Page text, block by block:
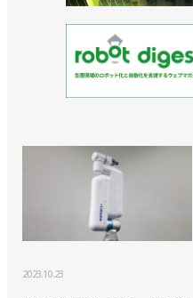
2023.10.23